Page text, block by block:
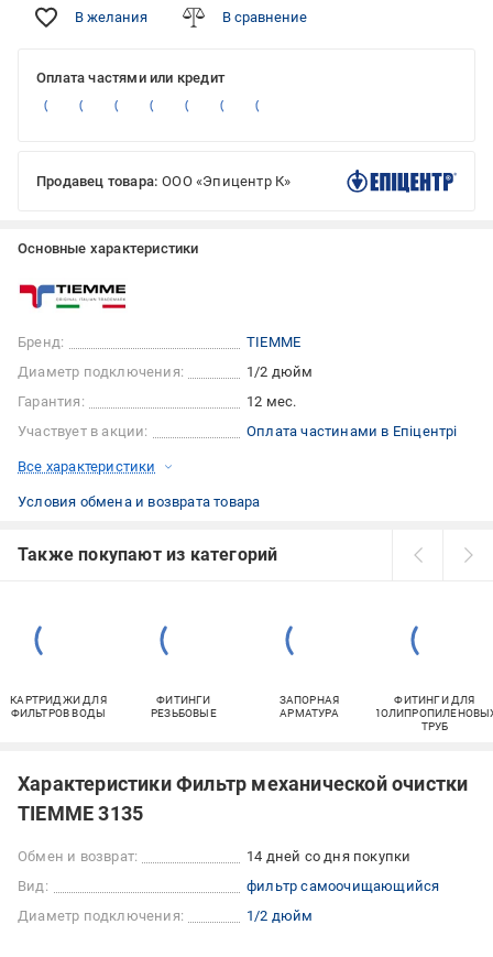
В желания В сравнение
Оплата частями или кредит
Продавец товара: ООО «Эпицентр К»
Основные характеристики
Бренд:
TIEMME
Диаметр подключения:
1/2 дюйм
Гарантия:
12 мес.
Участвует в акции:
Оплата частинами в Епіцентрі
Все характеристики
Условия обмена и возврата товара
Также покупают из категорий
КАРТРИДЖИ ДЛЯ
ФИЛЬТРОВ ВОДЫ
ФИТИНГИ
РЕЗЬБОВЫЕ
ЗАПОРНАЯ
АРМАТУРА
ФИТИНГИ ДЛЯ
ТРУБ
Характеристики Фильтр механической очистки
TIEMME 3135
Обмен и возврат:
14 дней со дня покупки
Вид:
фильтр самоочищающийся
Диаметр подключения:
1/2 дюйм